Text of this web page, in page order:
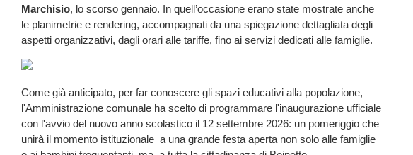
Marchisio, lo scorso gennaio. In quell’occasione erano state mostrate anche
le planimetrie e rendering, accompagnati da una spiegazione dettagliata degli
aspetti organizzativi, dagli orari alle tariffe, fino ai servizi dedicati alle famiglie.
Come già anticipato, per far conoscere gli spazi educativi alla popolazione,
l'Amministrazione comunale ha scelto di programmare l'inaugurazione ufficiale
con l'avvio del nuovo anno scolastico il 12 settembre 2026: un pomeriggio che
unirà il momento istituzionale a una grande festa aperta non solo alle famiglie